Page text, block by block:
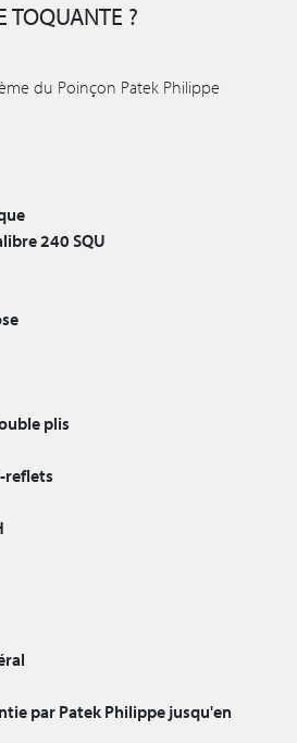
TOQUANTE ?
du Poinçon Patek Philippe
240 SQU
plis
reflets
par Patek Philippe jusqu'en